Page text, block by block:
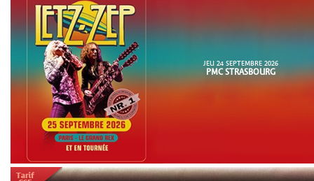
JEU 24 SEPTEMBRE 2026
PMC STRASBOURG